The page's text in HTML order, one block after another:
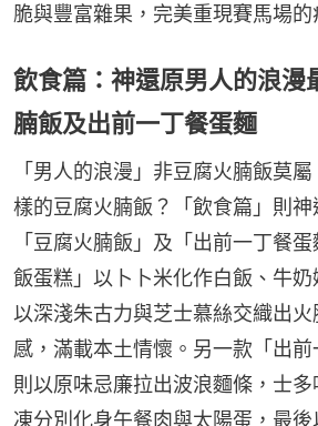
脆與豐富雜果，完美重現賽馬場的
飲食篇：神還原男人的浪漫
腩飯及出前一丁餐蛋麵
「男人的浪漫」非豆腐火腩飯莫
樣的豆腐火腩飯？「飲食篇」則
「豆腐火腩飯」及「出前一丁餐
飯蛋糕」以卜卜米化作白飯、牛
以深淺朱古力與芝士慕絲交織出
感，滿載本土情懷。另一款「出前
則以原味忌廉拉出波浪麵條，士
凍分別化身午餐肉與太陽蛋，最後